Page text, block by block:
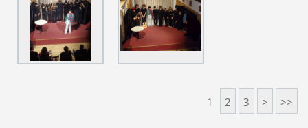
1 2 3 > >>